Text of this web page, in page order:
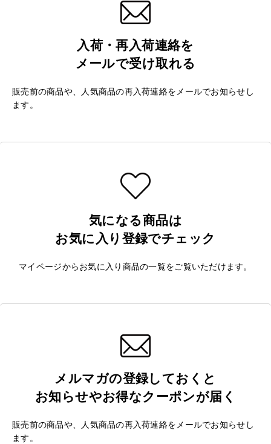
入荷・再入荷連絡を
メールで受け取れる
販売前の商品や、人気商品の再入荷連絡をメールでお知らせし
ます。
気になる商品は
お気に入り登録でチェック
マイページからお気に入り商品の一覧をご覧いただけます。
メルマガの登録しておくと
お知らせやお得なクーポンが届く
販売前の商品や、人気商品の再入荷連絡をメールでお知らせし
ます。